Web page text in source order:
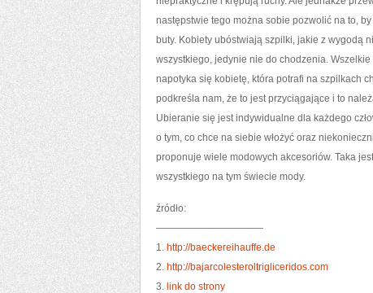
następstwie tego można sobie pozwolić na to,
buty. Kobiety ubóstwiają szpilki, jakie z wygodą
wszystkiego, jedynie nie do chodzenia.
napotyka się kobietę, która potrafi na szpilkach
podkreśla nam, że to jest przyciągające i to
Ubieranie się jest indywidualne dla każdego
o tym, co chce na siebie włożyć oraz
proponuje wiele modowych akcesoriów. Taka
wszystkiego na tym świecie mody.
źródło:
———————————
1. http://baeckereihauffe.de
2. http://bajarcolesteroltrigliceridos.com
3. link do strony